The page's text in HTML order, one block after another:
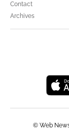
Contact
Archives
© Web